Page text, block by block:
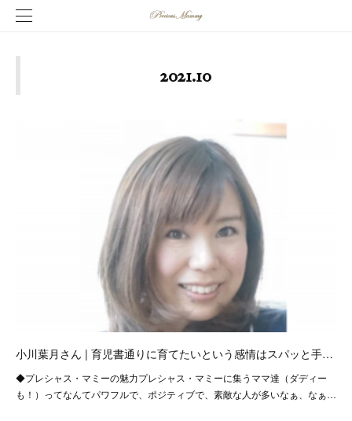
2021.10
小川葉月さん | 育児書通りに育てたいという感情はスパッと手…
◆プレシャス・マミーの魅力プレシャス・マミーに集うママ達（ダディー
も！）ってなんてパワフルで、ポジティブで、素敵な人が多いなぁ、なぁ…